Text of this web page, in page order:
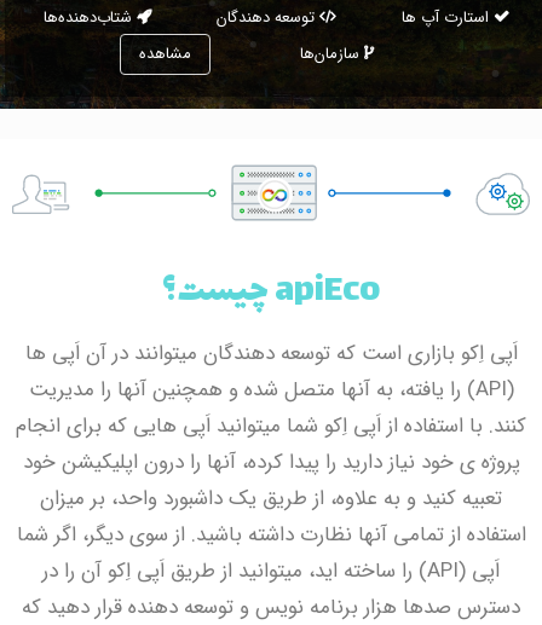
استارت آپ ها توسعه دهندگان
شتاب‌دهنده‌ها
سازمان‌ها
مشاهده
apiEco چیست؟
اَپی اِکو بازاری است که توسعه دهندگان میتوانند در آن اَپی ها
(API) را یافته، به آنها متصل شده و همچنین آنها را مدیریت
کنند. با استفاده از اَپی اِکو شما میتوانید اَپی هایی که برای انجام
پروژه ی خود نیاز دارید را پیدا کرده، آنها را درون اپلیکیشن خود
تعبیه کنید و به علاوه، از طریق یک داشبورد واحد، بر میزان
استفاده از تمامی آنها نظارت داشته باشید. از سوی دیگر، اگر شما
اَپی (API) را ساخته اید، میتوانید از طریق اَپی اِکو آن را در
دسترس صدها هزار برنامه نویس و توسعه دهنده قرار دهید که